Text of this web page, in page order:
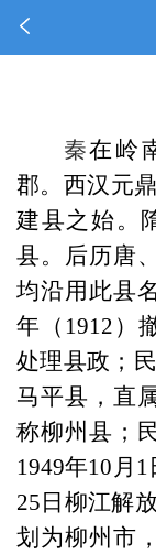
秦在岭
郡。西汉元
建县之始。
县。后历唐
均沿用此县
年（1912）
处理县政；
马平县，直
称柳州县；
1949年10月
25日柳江解
划为柳州市